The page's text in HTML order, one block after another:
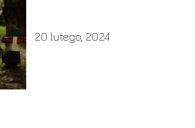
20 lutego, 2024